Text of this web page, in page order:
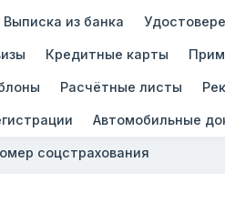
Выписка из банка
Кредитные карты
Расчётные листы
Автомобильные
соцстрахования